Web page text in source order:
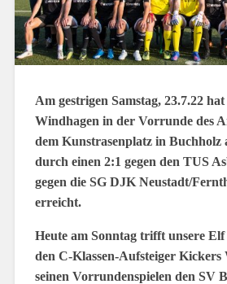
Am gestrigen Samstag, 23.7.22
Windhagen in der Vorrunde des
dem Kunstrasenplatz in Buchholz
durch einen 2:1 gegen den TUS
gegen die SG DJK Neustadt/
erreicht.
Heute am Sonntag trifft unsere
den C-Klassen-Aufsteiger Kickers
seinen Vorrundenspielen den SV